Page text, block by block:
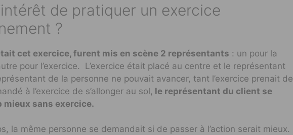
de pratiquer un exercice
?
cet exercice, furent mis en scène 2 représentants : un pour la
pour l’exercice. L’exercice était placé au centre et le représentant
de la personne ne pouvait avancer, tant l’exercice prenait de
à l’exercice de s’allonger au sol, le représentant du client se
mieux sans exercice.
la même personne se demandait si de passer à l’action serait mieux.